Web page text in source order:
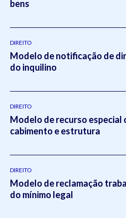
bens
DIREITO
Modelo de notificação de
do inquilino
DIREITO
Modelo de recurso especial
cabimento e estrutura
DIREITO
Modelo de reclamação
do mínimo legal